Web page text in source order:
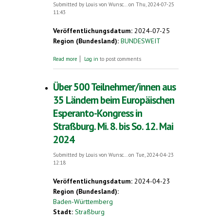
Submitted by Louis von Wunsc...on Thu, 2024-07-25
11:43
Veröffentlichungsdatum: 2024-07-25
Region (Bundesland): BUNDESWEIT
Read more about Esperanto-Tag 2024 am 26. Juli.
Log in to post comments
Über 500 Teilnehmer/innen aus
35 Ländern beim Europäischen
Esperanto-Kongress in
Straßburg. Mi. 8. bis So. 12. Mai
2024
Submitted by Louis von Wunsc...
on Tue, 2024-04-23
12:18
Veröffentlichungsdatum: 2024-04-23
Region (Bundesland):
Baden-Württemberg
Stadt: Straßburg